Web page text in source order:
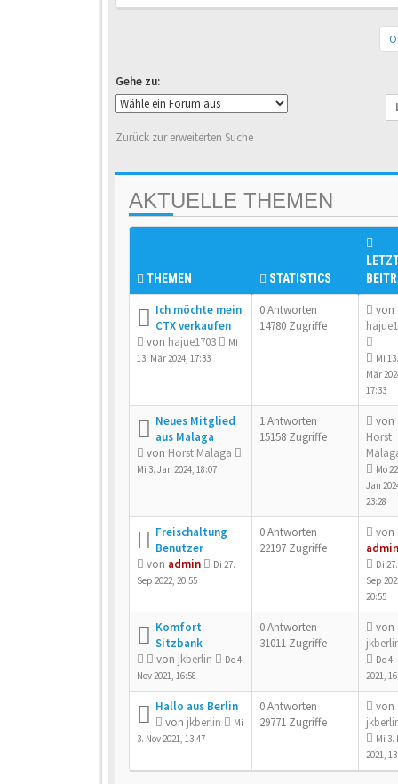
Gehe zu:
Zurück zur erweiterten Suche
AKTUELLE THEMEN
THEMEN STATISTICS
Ich möchte mein
CTX verkaufen
von hajue1703
Mi
13. Mär 2024, 17:33
0 Antworten
14780 Zugriffe
von
Mi 13.
Mär
17:33
Neues Mitglied
aus Malaga
von Horst Malaga
Mi 3. Jan 2024, 18:07
1 Antworten
15158 Zugriffe
von
Horst
Mo
Jan
23:28
Freischaltung
Benutzer
von admin
Di 27.
Sep 2022, 20:55
0 Antworten
22197 Zugriffe
von
admin
Di 27.
Sep
20:55
Komfort
Sitzbank
von jkberlin
Do 4.
Nov 2021, 16:58
0 Antworten
31011 Zugriffe
von
Do 4.
2021,
Hallo aus Berlin
von jkberlin
Mi
3. Nov 2021, 13:47
0 Antworten
29771 Zugriffe
von
Mi 3.
2021,